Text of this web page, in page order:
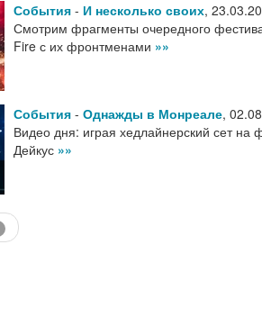
События - И несколько своих,
Смотрим фрагменты очередного
Fire с их фронтменами »»
События - Однажды в Монреале,
Видео дня: играя хедлайнерский сет
Дейкус »»